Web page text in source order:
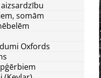
somām
Oxfords